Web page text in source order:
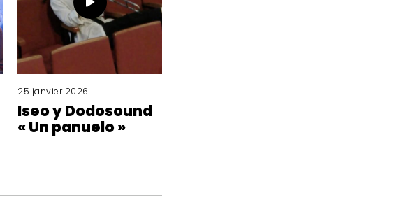
25 janvier 2026
Iseo y Dodosound
« Un panuelo »